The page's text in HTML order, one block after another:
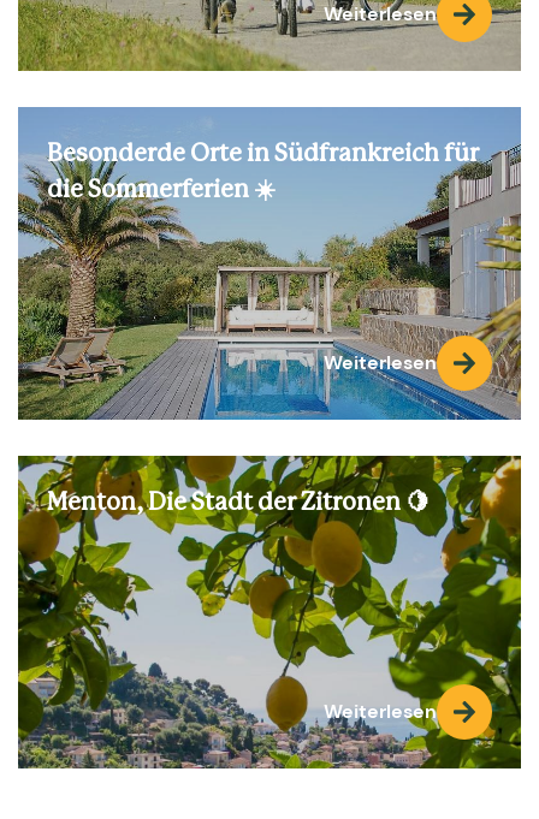
Weiterlesen
Besonderde Orte in Südfrankreich für
die Sommerferien ☀️
Weiterlesen
Menton, Die Stadt der Zitronen 🍋
Weiterlesen